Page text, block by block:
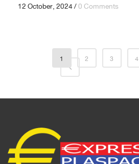
12 October, 2024/0 Comments
1 2 3 4